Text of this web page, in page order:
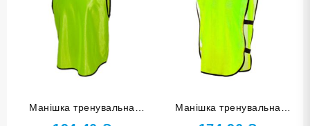
Манішка тренувальна
одностороння салатова
Манішка тренувальна
одностороння з лямками